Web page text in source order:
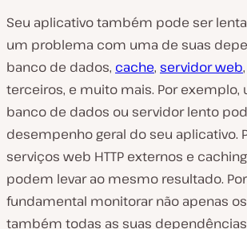
Seu aplicativo também pode ser
um problema com uma de suas
banco de dados, cache, servidor web
terceiros, e muito mais. Por exemplo,
banco de dados ou servidor lento
desempenho geral do seu aplicativo.
serviços web HTTP externos e
podem levar ao mesmo resultado.
fundamental monitorar não apenas
também todas as suas